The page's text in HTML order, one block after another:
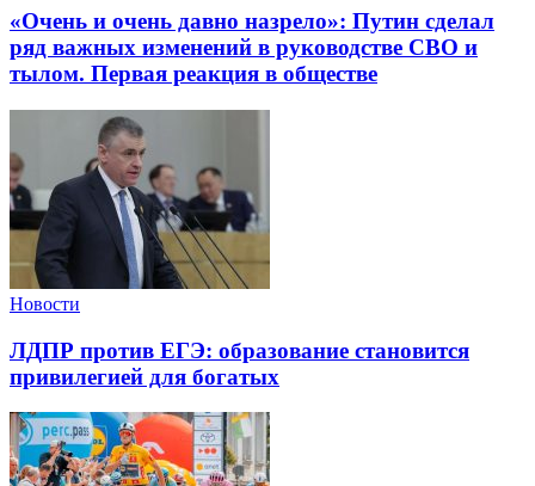
«Очень и очень давно назрело»: Путин сделал
ряд важных изменений в руководстве СВО и
тылом. Первая реакция в обществе
Новости
ЛДПР против ЕГЭ: образование становится
привилегией для богатых